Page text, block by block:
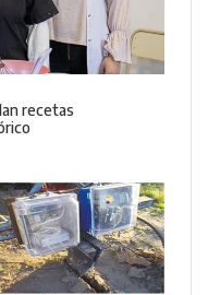
recetas